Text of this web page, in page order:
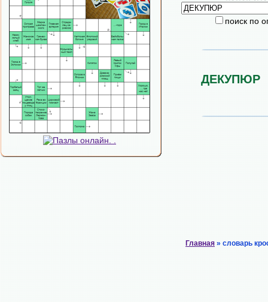
поиск по
ДЕКУПЮР
Главная » словарь